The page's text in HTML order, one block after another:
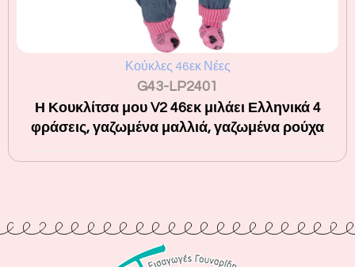
Κούκλες 46εκ Νέες
G43-LP2401
Η Κουκλίτσα μου V2 46εκ μιλάει Ελληνικά 4
φράσεις, γαζωμένα μαλλιά, γαζωμένα ρούχα